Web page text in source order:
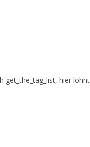
get_the_tag_list, hier lohnt